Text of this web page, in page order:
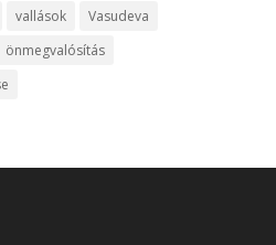
vallások
Vasudeva
önmegvalósítás